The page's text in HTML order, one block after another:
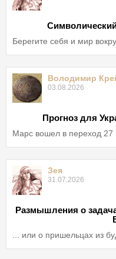
Символический
Берегите себя и мир
Володимир
03.08.2026
Прогноз для
Марс вошел в переход 27
Зея
31.07.2026
Размышления о
... или о пришельцах из